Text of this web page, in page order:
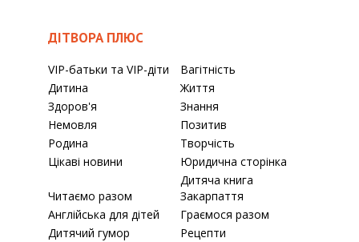
ДІТВОРА ПЛЮС
VIP-батьки та VIP-діти
Вагітність
Дитина
Життя
Здоров'я
Знання
Немовля
Позитив
Родина
Творчість
Цікаві новини
Юридична сторінка
Читаємо разом
Дитяча книга
Закарпаття
Англійська для дітей
Граємося разом
Дитячий гумор
Рецепти